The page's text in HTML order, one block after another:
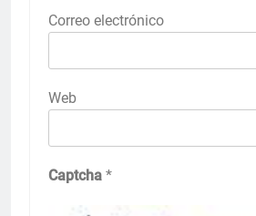
Correo electrónico
Web
Captcha *